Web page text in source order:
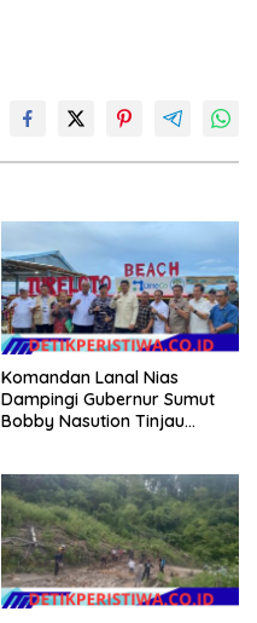
Komandan Lanal Nias
Dampingi Gubernur Sumut
Bobby Nasution Tinjau
Nias Utara